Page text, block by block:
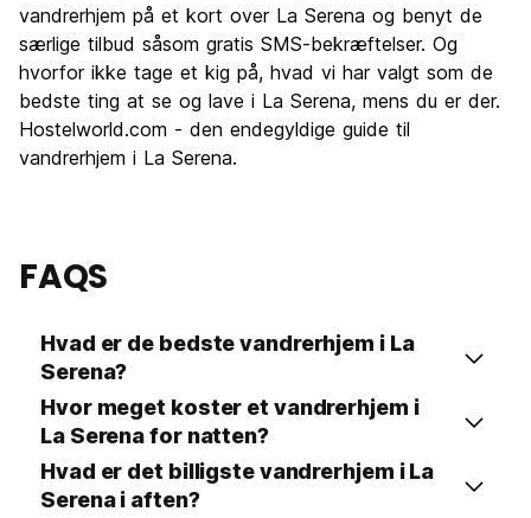
Værdi for pengene
7.1
vandrerhjem på et kort over La Serena og benyt de
særlige tilbud såsom gratis SMS-bekræftelser. Og
hvorfor ikke tage et kig på, hvad vi har valgt som de
bedste ting at se og lave i La Serena, mens du er der.
Hostelworld.com - den endegyldige guide til
vandrerhjem i La Serena.
FAQS
Hvad er de bedste vandrerhjem i La
Serena?
Hvor meget koster et vandrerhjem i
La Serena for natten?
Hvad er det billigste vandrerhjem i La
Serena i aften?